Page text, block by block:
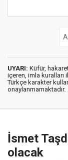
UYARI: Küfür,
içeren, imla kuralları
Türkçe karakter
onaylanmamaktadır.
İsmet
olacak